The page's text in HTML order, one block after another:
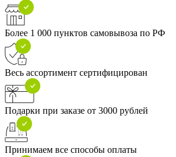
Более 1 000 пунктов самовывоза по РФ
Весь ассортимент сертифицирован
Подарки при заказе от 3000 рублей
Принимаем все способы оплаты